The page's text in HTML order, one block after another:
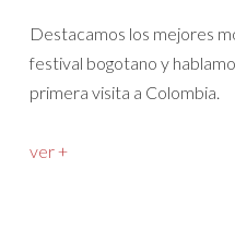
Destacamos los mejores
festival bogotano y
primera visita a Colombia.
ver +